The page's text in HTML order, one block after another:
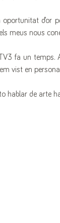
d’or
meus nous
fa un
vist en
hablar de arte